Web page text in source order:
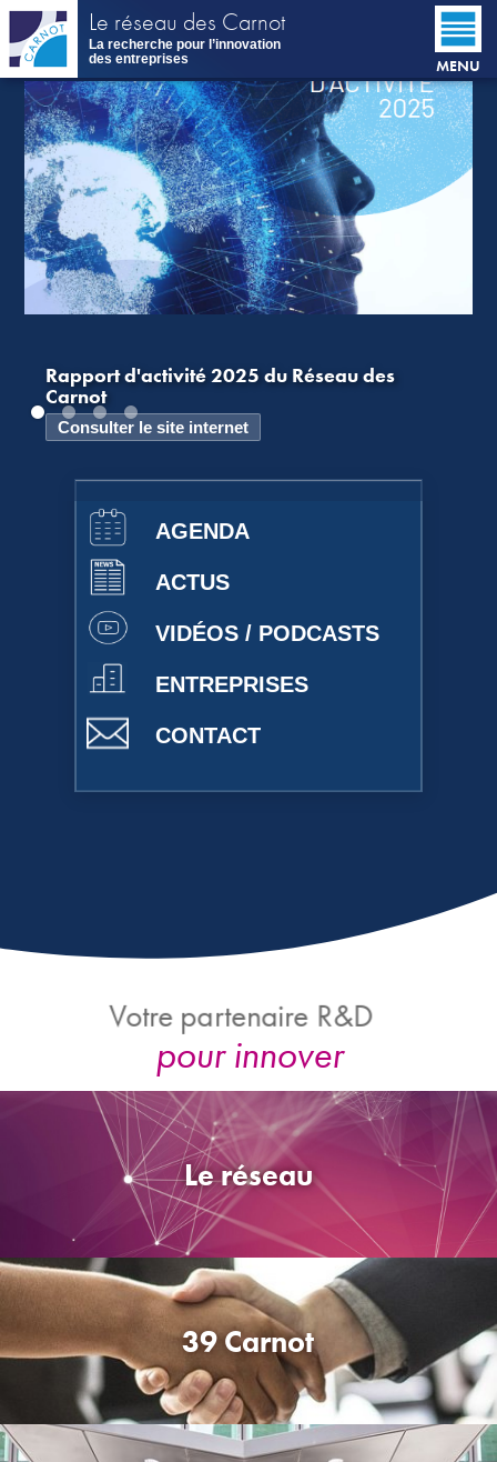
Aller
contenu
principal
Le réseau des Carnot
La recherche pour l’innovation
des entreprises
MENU
Rapport d'activité 2025 du Réseau des
Carnot
Consulter le site internet
AGENDA
ACTUS
VIDÉOS / PODCASTS
ENTREPRISES
CONTACT
Votre partenaire R&Dpour
Le réseau
39 Carnot